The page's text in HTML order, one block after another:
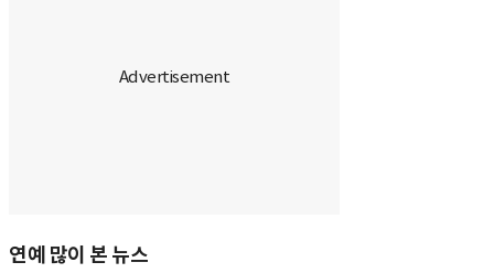
연예 많이 본 뉴스